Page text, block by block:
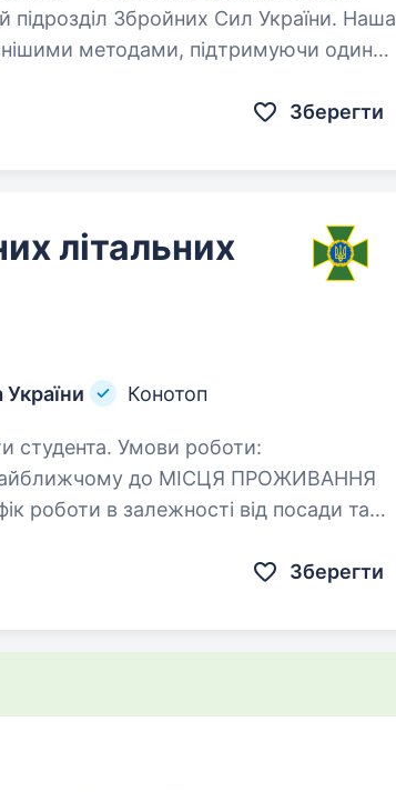
підрозділ Збройних Сил України. Наша
методами, підтримуючи один
Зберегти
літальних
Конотоп
Умови роботи:
найближчому до МІСЦЯ ПРОЖИВАННЯ
Зберегти